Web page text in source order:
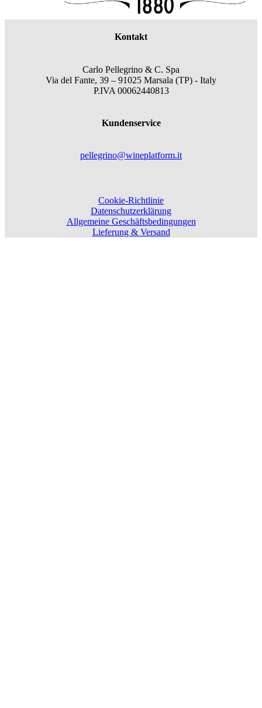
Kontakt
Carlo Pellegrino & C. Spa
Via del Fante, 39 – 91025 Marsala (TP) - Italy
P.IVA 00062440813
Kundenservice
pellegrino@wineplatform.it
Cookie-Richtlinie
Datenschutzerklärung
Allgemeine Geschäftsbedingungen
Lieferung & Versand